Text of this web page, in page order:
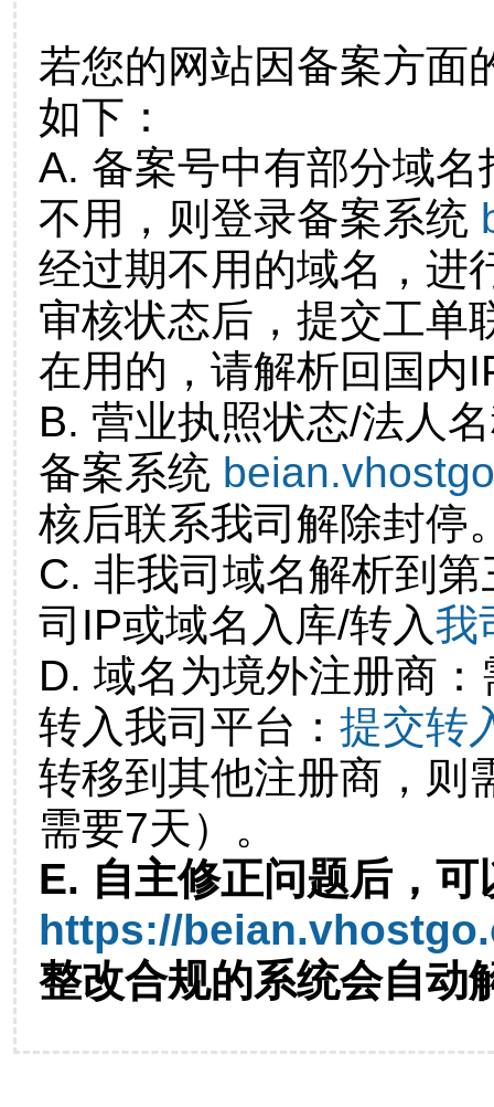
若您的网站因备案方面
如下：
A. 备案号中有部分域
不用，则登录备案系统
经过期不用的域名，进
审核状态后，提交工单
在用的，请解析回国内
B. 营业执照状态/法人
备案系统
核后联系我司解除封停
C. 非我司域名解析到
司IP或域名入库/转入我
D. 域名为境外注册商
转入我司平台： 提交转
转移到其他注册商，则
需要7天）。
E. 自主修正问题后，可
https://
整改合规的系统会自动